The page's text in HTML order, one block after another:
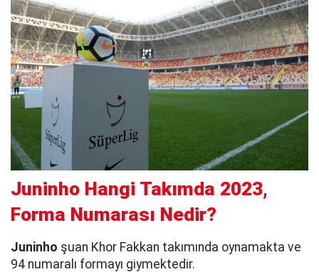
Juninho Hangi Takımda 2023,
Forma Numarası Nedir?
Juninho şuan Khor Fakkan takımında oynamakta ve
94 numaralı formayı giymektedir.